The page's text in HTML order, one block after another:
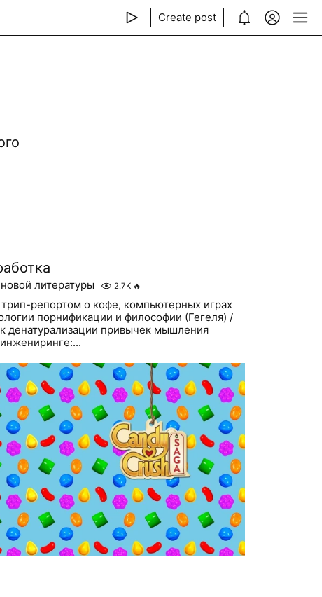
Create post
литературы 2.7K 🔥
репортом о кофе, компьютерных играх
порнификации и философии (Гегеля) /
денатурализации привычек мышления